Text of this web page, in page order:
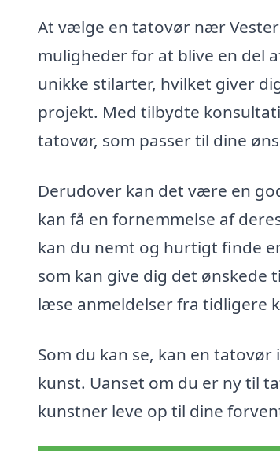
At vælge en tatovør nær
muligheder for at blive en del
unikke stilarter, hvilket giver
projekt. Med tilbydte
tatovør, som passer til dine
Derudover kan det være en
kan få en fornemmelse af
kan du nemt og hurtigt finde
som kan give dig det ønskede
læse anmeldelser fra tidligere
Som du kan se, kan en
kunst. Uanset om du er ny til
kunstner leve op til dine